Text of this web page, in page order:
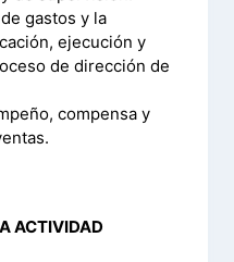
gastos y la
ejecución y
de dirección de
compensa y
ACTIVIDAD